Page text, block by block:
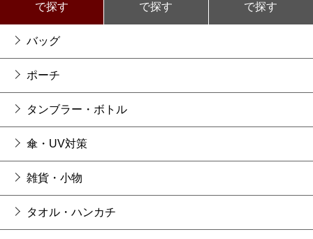
で探す
で探す
で探す
バッグ
ポーチ
タンブラー・ボトル
傘・UV対策
雑貨・小物
タオル・ハンカチ